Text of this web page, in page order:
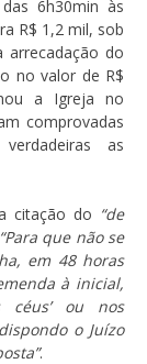
6h30min às
R$ 1,2 mil, sob
do
no valor de R$
a Igreja no
comprovadas
as
citação do “de
“Para que não se
em 48 horas
à inicial,
céus’ ou nos
o Juízo
.